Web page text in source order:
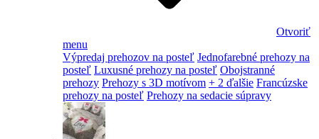
Otvoriť
menu
Výpredaj prehozov na posteľ Jednofarebné prehozy na
posteľ Luxusné prehozy na posteľ Obojstranné
prehozy Prehozy s 3D motívom + 2 ďalšie Francúzske
prehozy na posteľ Prehozy na sedacie súpravy